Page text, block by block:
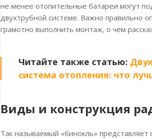
не менее отопительные батареи могут
двухтрубной системе. Важно правильно
грамотно выполнить монтаж, о чем
Читайте также статью:
система отопления: что
Виды и конструкция
Так называемый «бинокль»